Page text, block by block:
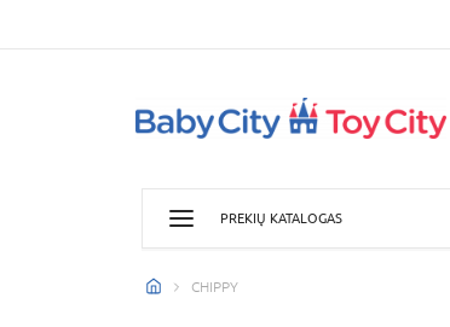
PREKIŲ KATALOGAS
CHIPPY